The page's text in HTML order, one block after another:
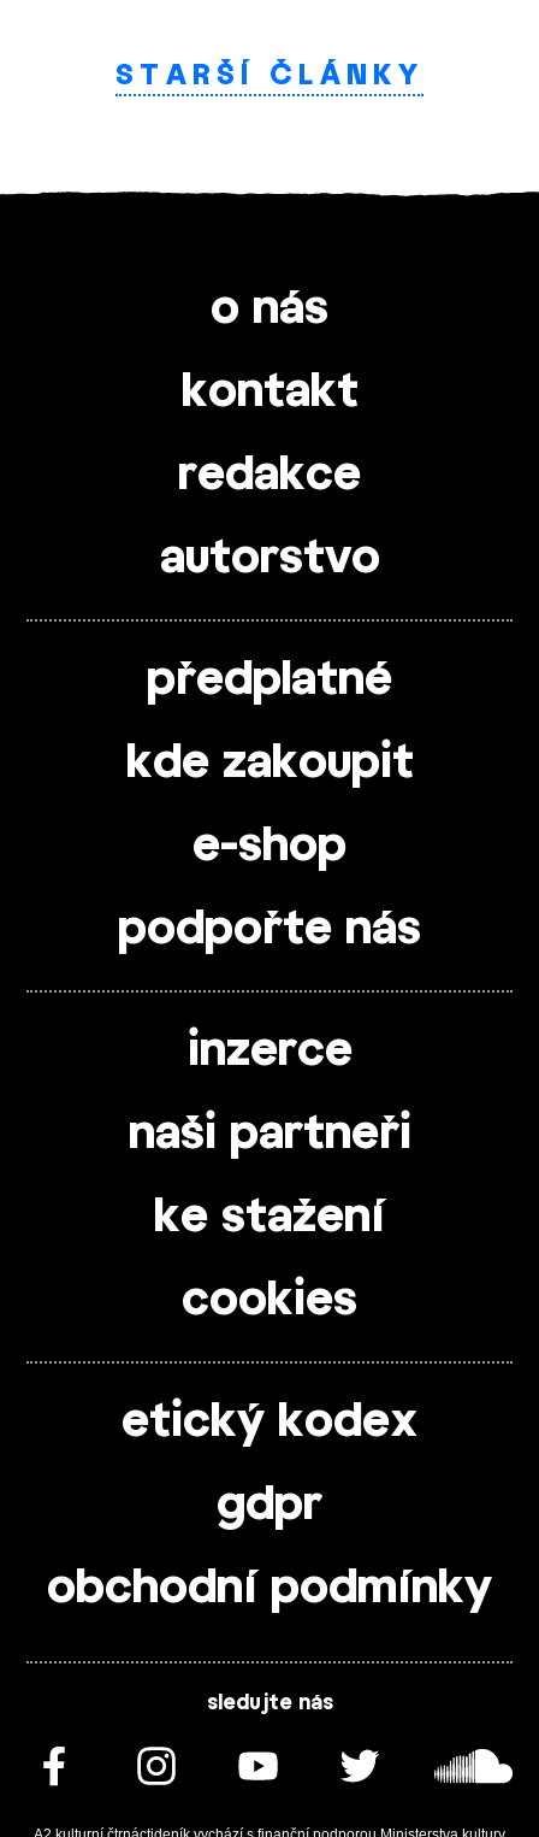
STARŠÍ ČLÁNKY
o nás
kontakt
redakce
autorstvo
předplatné
kde zakoupit
e-shop
podpořte nás
inzerce
naši partneři
ke stažení
cookies
etický kodex
gdpr
obchodní podmínky
sledujte nás